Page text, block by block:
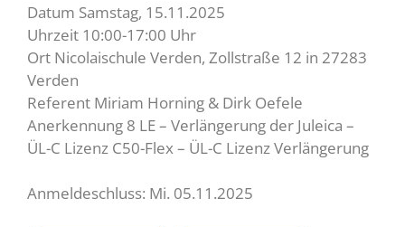
Datum Samstag, 15.11.2025
Uhrzeit 10:00-17:00 Uhr
Ort Nicolaischule Verden, Zollstraße 12 in 27283
Verden
Referent Miriam Horning & Dirk Oefele
Anerkennung 8 LE – Verlängerung der Juleica –
ÜL-C Lizenz C50-Flex – ÜL-C Lizenz Verlängerung
Anmeldeschluss: Mi. 05.11.2025